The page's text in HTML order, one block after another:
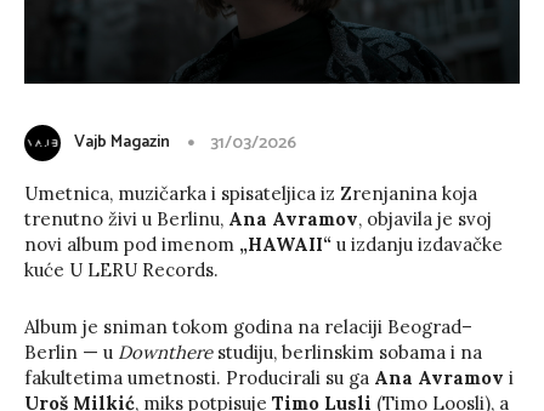
Vajb Magazin 31/03/2026
Umetnica, muzičarka i spisateljica iz Zrenjanina koja
trenutno živi u Berlinu, Ana Avramov, objavila je svoj
novi album pod imenom „HAWAII“ u izdanju izdavačke
kuće U LERU Records.
Album je sniman tokom godina na relaciji Beograd–
Berlin — u Downtherestudiju, berlinskim sobama i na
fakultetima umetnosti. Producirali su ga Ana Avramov i
Uroš Milkić, miks potpisuje Timo Lusli (Timo Loosli), a